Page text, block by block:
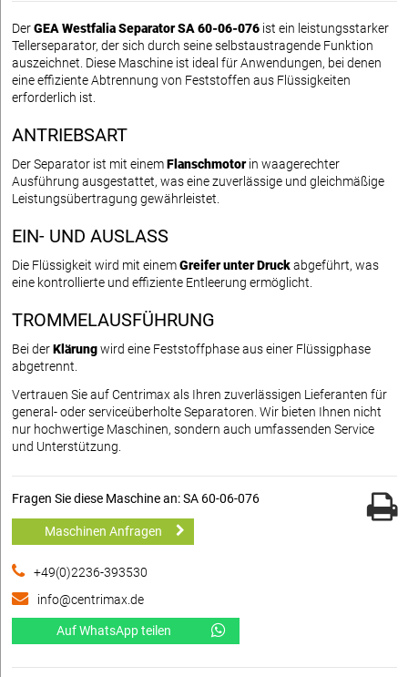
DerGEA Westfalia Separator SA 60-06-076 ist ein leistungsstarker
Tellerseparator, der sich durch seine selbstaustragende Funktion
auszeichnet. Diese Maschine ist ideal für Anwendungen, bei denen
eine effiziente Abtrennung von Feststoffen aus Flüssigkeiten
erforderlich ist.
ANTRIEBSART
Der Separator ist mit einemFlanschmotorin waagerechter
Ausführung ausgestattet, was eine zuverlässige und gleichmäßige
Leistungsübertragung gewährleistet.
EIN- UND AUSLASS
Die Flüssigkeit wird mit einemGreifer unter Druckabgeführt, was
eine kontrollierte und effiziente Entleerung ermöglicht.
TROMMELAUSFÜHRUNG
Bei derKlärungwird eine Feststoffphase aus einer Flüssigphase
abgetrennt.
Vertrauen Sie auf Centrimax als Ihren zuverlässigen Lieferanten für
general- oder serviceüberholte Separatoren. Wir bieten Ihnen nicht
nur hochwertige Maschinen, sondern auch umfassenden Service
und Unterstützung.
Fragen Sie diese Maschine an: SA 60-06-076
Maschinen Anfragen
+49(0)2236-393530
info@centrimax.de
Auf WhatsApp teilen